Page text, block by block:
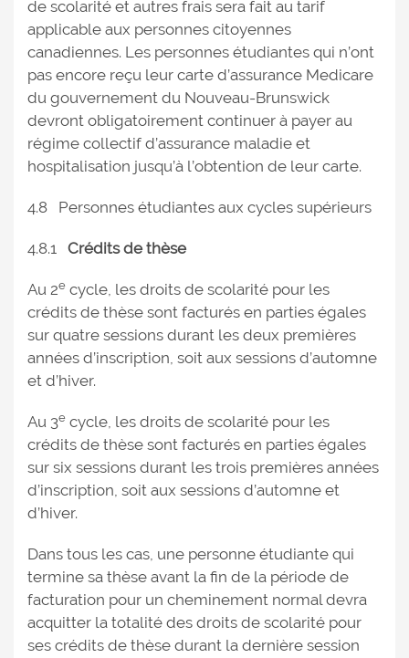
de scolarité et autres frais sera fait au tarif
applicable aux personnes citoyennes
canadiennes. Les personnes étudiantes qui n’ont
pas encore reçu leur carte d’assurance Medicare
du gouvernement du Nouveau-Brunswick
devront obligatoirement continuer à payer au
régime collectif d’assurance maladie et
hospitalisation jusqu’à l’obtention de leur carte.
4.8 Personnes étudiantes aux cycles supérieurs
4.8.1 Crédits de thèse
Au 2e cycle, les droits de scolarité pour les
crédits de thèse sont facturés en parties égales
sur quatre sessions durant les deux premières
années d’inscription, soit aux sessions d’automne
et d’hiver.
Au 3e cycle, les droits de scolarité pour les
crédits de thèse sont facturés en parties égales
sur six sessions durant les trois premières années
d’inscription, soit aux sessions d’automne et
d’hiver.
Dans tous les cas, une personne étudiante qui
termine sa thèse avant la fin de la période de
facturation pour un cheminement normal devra
acquitter la totalité des droits de scolarité pour
ses crédits de thèse durant la dernière session